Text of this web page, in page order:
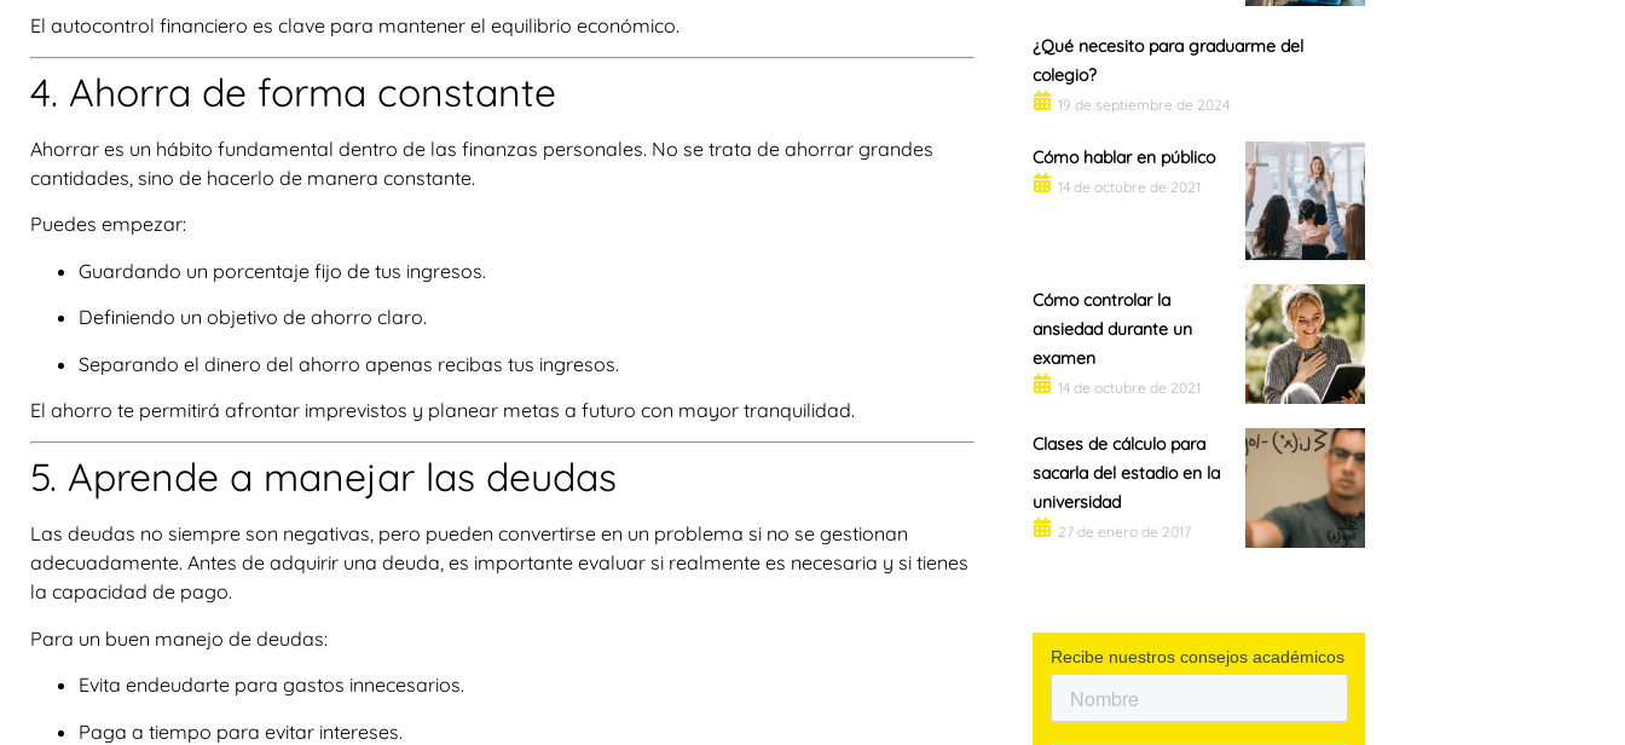
El autocontrol financiero es clave para mantener el equilibrio económico.
4. Ahorra de forma constante
Ahorrar es un hábito fundamental dentro de las finanzas personales. No se trata de ahorrar grandes
cantidades, sino de hacerlo de manera constante.
Puedes empezar:
Guardando un porcentaje fijo de tus ingresos.
Definiendo un objetivo de ahorro claro.
Separando el dinero del ahorro apenas recibas tus ingresos.
El ahorro te permitirá afrontar imprevistos y planear metas a futuro con mayor tranquilidad.
5. Aprende a manejar las deudas
Las deudas no siempre son negativas, pero pueden convertirse en un problema si no se gestionan
adecuadamente. Antes de adquirir una deuda, es importante evaluar si realmente es necesaria y si tienes
la capacidad de pago.
Para un buen manejo de deudas:
Evita endeudarte para gastos innecesarios.
Paga a tiempo para evitar intereses.
¿Qué necesito para graduarme del
colegio?
19 de septiembre de 2024
Cómo hablar en público
14 de octubre de 2021
Cómo controlar la
ansiedad durante un
examen
14 de octubre de 2021
Clases de cálculo para
sacarla del estadio en la
universidad
27 de enero de 2017